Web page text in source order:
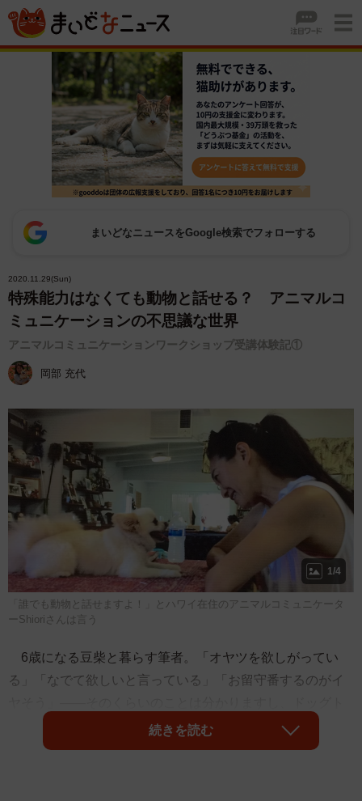
まいどなニュースをGoogle検索でフォローする
2020.11.29(Sun)
特殊能力はなくても動物と話せる？ アニマルコ
ミュニケーションの不思議な世界
アニマルコミュニケーションワークショップ受講体験記①
岡部 充代
1/4
「誰でも動物と話せますよ！」とハワイ在住のアニマルコミュニケータ
ーShioriさんは言う
6歳になる豆柴と暮らす筆者。「オヤツを欲しがってい
る」「なでて欲しいと言っている」「お留守番するのがイ
レーナーやペットマッサージセラピストとしても活動して
いるので、一般の飼い主様よりは少しだけ犬について知識
続きを読む